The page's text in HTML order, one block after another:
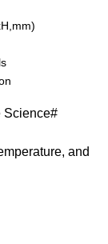
Science#
and